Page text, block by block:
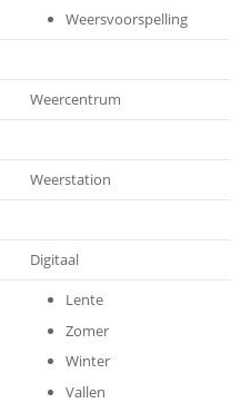
Weersvoorspelling
Weercentrum
Weerstation
Digitaal
Lente
Zomer
Winter
Vallen